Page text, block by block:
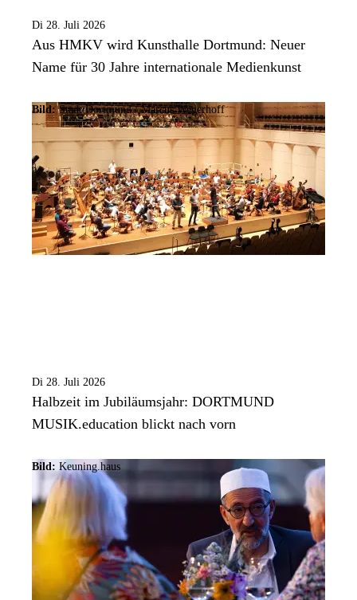
Di 28. Juli 2026
Aus HMKV wird Kunsthalle Dortmund: Neuer
Name für 30 Jahre internationale Medienkunst
Bild: Stadt Dortmund / Marcus Wegerhoff
Di 28. Juli 2026
Halbzeit im Jubiläumsjahr: DORTMUND
MUSIK.education blickt nach vorn
Bild: Keuning.haus